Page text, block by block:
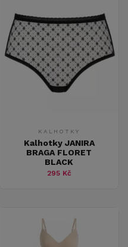
KALHOTKY
Kalhotky JANIRA
BRAGA FLORET
BLACK
295 Kč